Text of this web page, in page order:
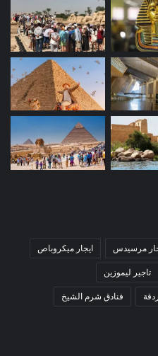
مرسيدس ايجار ميكروباص
تاجير ليموزين
فنادق شرم الشيخ